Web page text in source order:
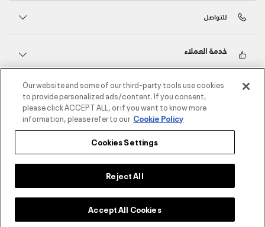
للتواصل
خدمة العملاء
حول أندر آرمر
أندر آرمر على الشبكات الاجتماعية
Our website and some of our third-party tools use cookies
to provide personalized ads/content. If you consent,
please click ACCEPT ALL, or if you want to know more
information, please refer to our Cookie Policy
Cookies Settings
Reject All
Accept All Cookies